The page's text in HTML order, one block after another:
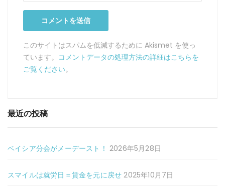
このサイトはスパムを低減するために Akismet を使っ
ています。 コメントデータの処理方法の詳細はこちらを
ご覧ください。
最近の投稿
ベイシア分会がメーデースト！ 2026年5月28日
スマイルは就労日＝賃金を元に戻せ 2025年10月7日